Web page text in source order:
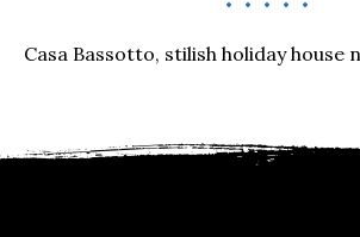
Casa Bassotto, stilish holiday house